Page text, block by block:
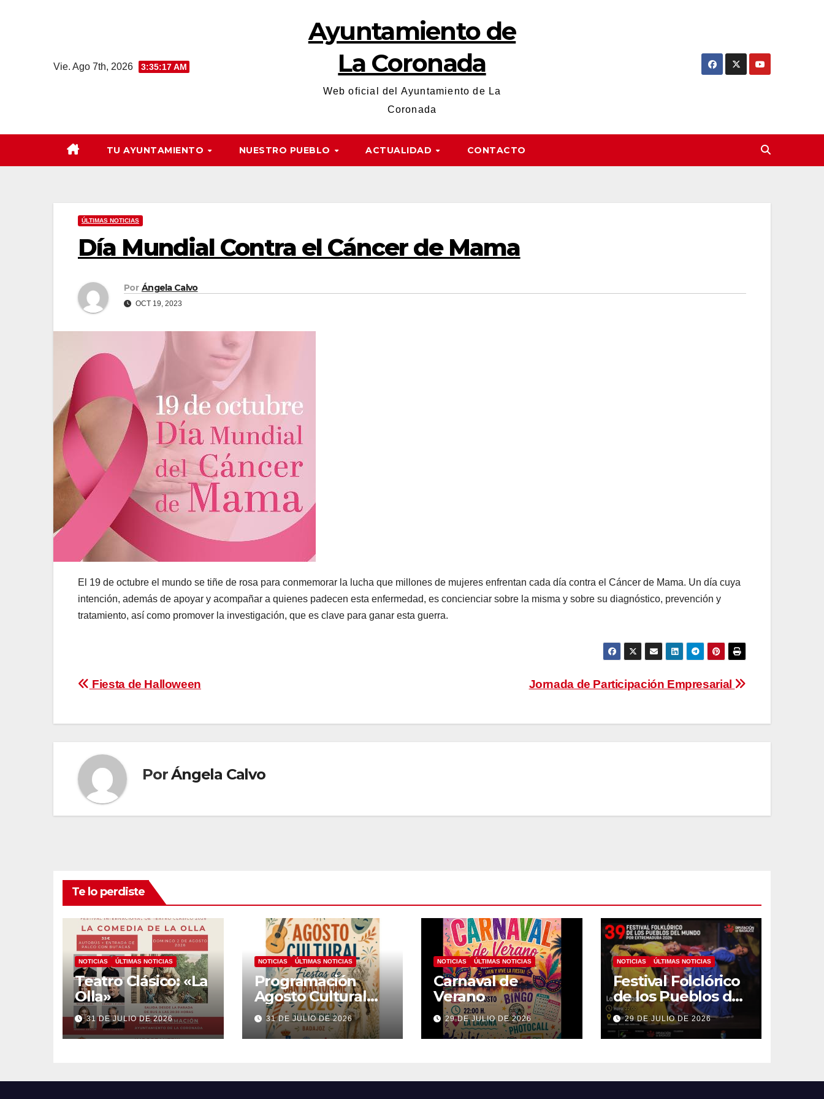
Vie. Ago 7th, 2026 3:35:18 AM
Ayuntamiento de
La Coronada
Web oficial del Ayuntamiento de La
Coronada
TU AYUNTAMIENTO NUESTRO PUEBLO ACTUALIDAD CONTACTO
ÚLTIMAS NOTICIAS
Día Mundial Contra el Cáncer de Mama
Por Ángela Calvo
OCT 19, 2023
El 19 de octubre el mundo se tiñe de rosa para conmemorar la lucha que millones de mujeres enfrentan cada día contra el Cáncer de Mama. Un día cuya
intención, además de apoyar y acompañar a quienes padecen esta enfermedad, es concienciar sobre la misma y sobre su diagnóstico, prevención y
tratamiento, así como promover la investigación, que es clave para ganar esta guerra.
Navegación
Jornada de Participación Empresarial
Fiesta de Halloween
PorÁngela Calvo
Te lo perdiste
NOTICIAS ÚLTIMAS NOTICIAS
Teatro Clásico: «La
Olla»
31 DE JULIO DE 2026
NOTICIAS ÚLTIMAS NOTICIAS
Programación
Agosto Cultural
2026
31 DE JULIO DE 2026
NOTICIAS ÚLTIMAS NOTICIAS
Carnaval de
Verano
29 DE JULIO DE 2026
NOTICIAS ÚLTIMAS NOTICIAS
Festival Folclórico
de los Pueblos del
Mundo
29 DE JULIO DE 2026